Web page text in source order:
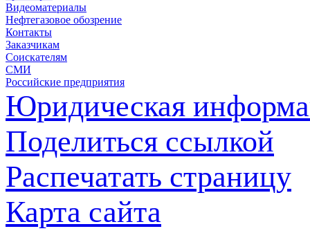
Видеоматериалы
Нефтегазовое обозрение
Контакты
Заказчикам
Соискателям
СМИ
Российские предприятия
Юридическая
Поделиться ссылкой
Распечатать страницу
Карта сайта